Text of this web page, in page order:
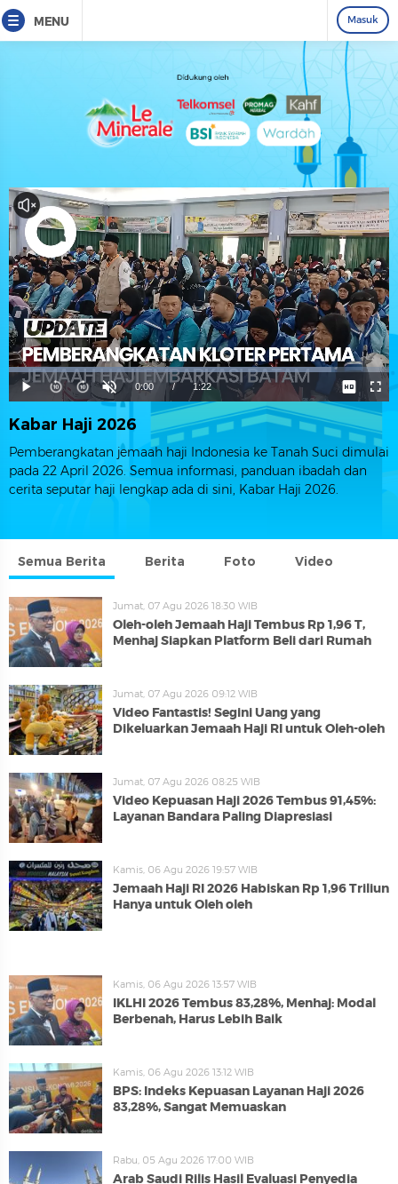
MENU Masuk
Kabar Haji 2026
Pemberangkatan jemaah haji Indonesia ke Tanah Suci dimulai
pada 22 April 2026. Semua informasi, panduan ibadah dan
cerita seputar haji lengkap ada di sini, Kabar Haji 2026.
Semua Berita Berita Foto Video
Jumat, 07 Agu 2026 18:30 WIB
Oleh-oleh Jemaah Haji Tembus Rp 1,96 T,
Menhaj Siapkan Platform Beli dari Rumah
Jumat, 07 Agu 2026 09:12 WIB
Video Fantastis! Segini Uang yang
Dikeluarkan Jemaah Haji RI untuk Oleh-oleh
Jumat, 07 Agu 2026 08:25 WIB
Video Kepuasan Haji 2026 Tembus 91,45%:
Layanan Bandara Paling Diapresiasi
Kamis, 06 Agu 2026 19:57 WIB
Jemaah Haji RI 2026 Habiskan Rp 1,96 Triliun
Hanya untuk Oleh oleh
Kamis, 06 Agu 2026 13:57 WIB
IKLHI 2026 Tembus 83,28%, Menhaj: Modal
Berbenah, Harus Lebih Baik
Kamis, 06 Agu 2026 13:12 WIB
BPS: Indeks Kepuasan Layanan Haji 2026
83,28%, Sangat Memuaskan
Rabu, 05 Agu 2026 17:00 WIB
Arab Saudi Rilis Hasil Evaluasi Penyedia